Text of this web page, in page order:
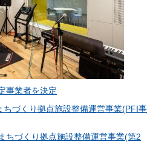
事業者を決定
づくり拠点施設整備運営事業(PFI事
ちづくり拠点施設整備運営事業(第2